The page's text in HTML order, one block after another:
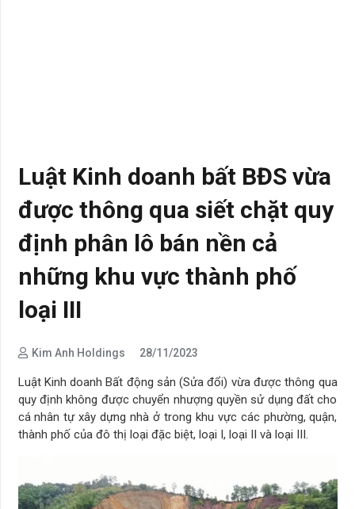
Luật Kinh doanh bất BĐS vừa
được thông qua siết chặt quy
định phân lô bán nền cả
những khu vực thành phố
loại III
Kim Anh Holdings 28/11/2023
Luật Kinh doanh Bất động sản (Sửa đổi) vừa được thông qua
quy định không được chuyển nhượng quyền sử dụng đất cho
cá nhân tự xây dựng nhà ở trong khu vực các phường, quận,
thành phố của đô thị loại đặc biệt, loại I, loại II và loại III.